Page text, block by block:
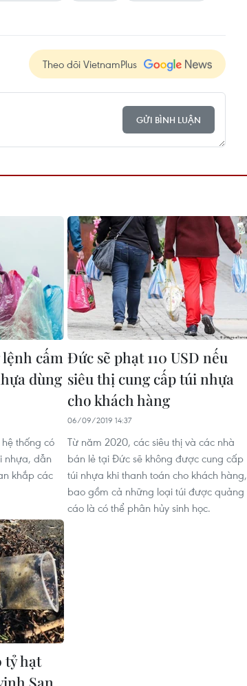
Theo dõi VietnamPlus
GỬI BÌNH LUẬN
cấm
dùng
thống có
nhựa, dẫn
khắp các
Đức sẽ phạt 110 USD nếu
siêu thị cung cấp túi nhựa
cho khách hàng
06/09/2019 14:37
Từ năm 2020, các siêu thị và các nhà
bán lẻ tại Đức sẽ không được cung cấp
túi nhựa khi thanh toán cho khách hàng,
bao gồm cả những loại túi được quảng
cáo là có thể phân hủy sinh học.
tỷ hạt
San